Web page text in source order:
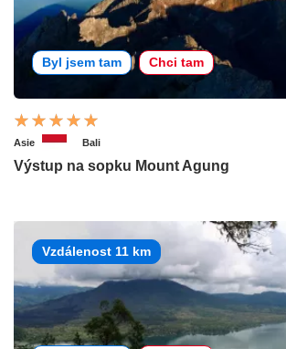
Byl jsem tam Chci tam
Asie Bali
Výstup na sopku Mount Agung
Vzdálenost 11 km